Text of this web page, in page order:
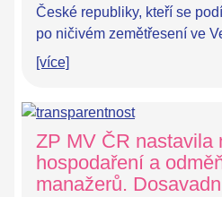
České republiky, kteří se
po ničivém zemětřesení ve
[více]
ZP MV ČR nastavila
hospodaření a
manažerů.